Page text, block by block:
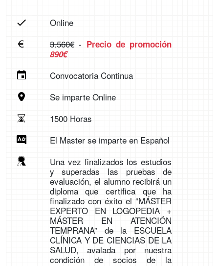
Online
3.560€- Precio de promoción
890€
Convocatoria Continua
Se imparte Online
1500 Horas
El Master se imparte en Español
Una vez finalizados los estudios
y superadas las pruebas de
evaluación, el alumno recibirá un
diploma que certifica que ha
finalizado con éxito el “MÁSTER
EXPERTO EN LOGOPEDIA +
MÁSTER EN ATENCIÓN
TEMPRANA” de la ESCUELA
CLÍNICA Y DE CIENCIAS DE LA
SALUD, avalada por nuestra
condición de socios de la